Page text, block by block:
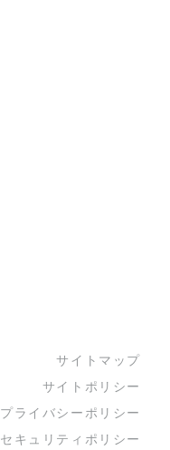
サイトマップ
サイトポリシー
プライバシーポリシー
セキュリティポリシー